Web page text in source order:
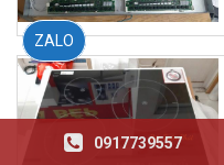
0917739557
ZALO